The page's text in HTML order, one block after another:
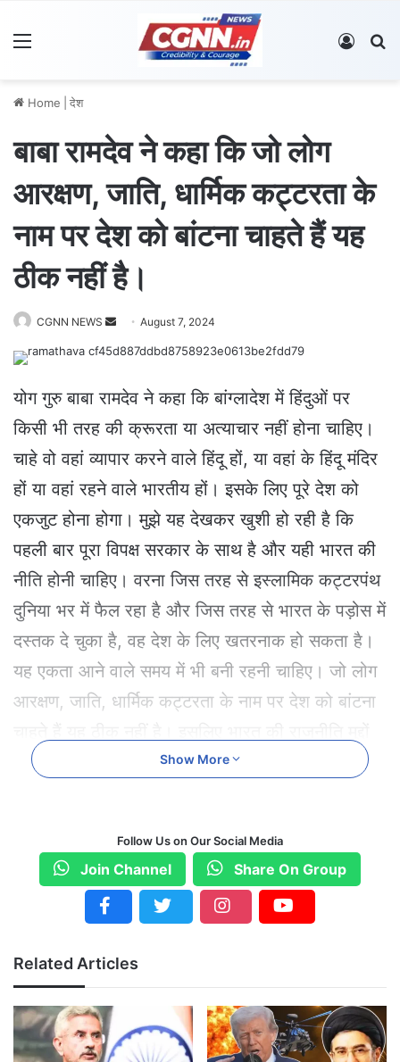
Log In
Home देश
बाबा रामदेव ने कहा कि जो लोग
आरक्षण, जाति, धार्मिक कट्टरता के
नाम पर देश को बांटना चाहते हैं यह
ठीक नहीं है।
CGNN NEWS
e
a
n
e
a
i
August 7, 2024
योग गुरु बाबा रामदेव ने कहा कि बांग्लादेश में हिंदुओं पर
किसी भी तरह की क्रूरता या अत्याचार नहीं होना चाहिए।
चाहे वो वहां व्यापार करने वाले हिंदू हों, या वहां के हिंदू मंदिर
हों या वहां रहने वाले भारतीय हों। इसके लिए पूरे देश को
एकजुट होना होगा। मुझे यह देखकर खुशी हो रही है कि
पहली बार पूरा विपक्ष सरकार के साथ है और यही भारत की
नीति होनी चाहिए। वरना जिस तरह से इस्लामिक कट्टरपंथ
दुनिया भर में फैल रहा है और जिस तरह से भारत के पड़ोस में
दस्तक दे चुका है, वह देश के लिए खतरनाक हो सकता है।
यह एकता आने वाले समय में भी बनी रहनी चाहिए। जो लोग
आरक्षण, जाति, धार्मिक कट्टरता के नाम पर देश को बांटना
पर केंद्रित होनी चाहिए।Show More
Follow Us on Our Social Media
Join Channel Share On Group
Related Articles